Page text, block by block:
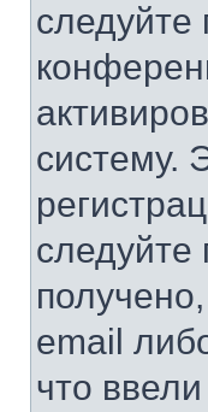
систему.
email
что